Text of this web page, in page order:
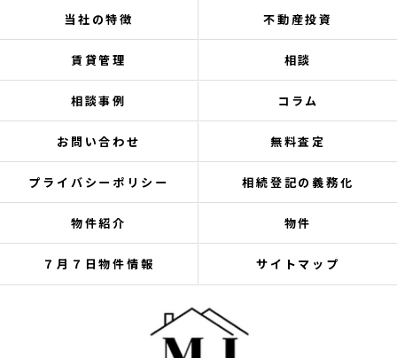
当社の特徴 不動産投資
賃貸管理 相談
相談事例 コラム
お問い合わせ 無料査定
プライバシーポリシー 相続登記の義務化
物件紹介 物件
７月７日物件情報 サイトマップ